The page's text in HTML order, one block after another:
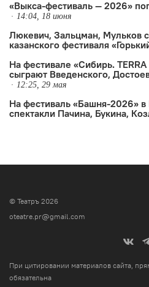
«Выкса-фестиваль — 2026»
14:04, 18 июня
Люкевич, Зальцман, Мульков
казанского фестиваля
На фестивале «Сибирь.
сыграют Введенского,
12:25, 29 мая
На фестиваль «Башня-2026» в
спектакли Пачина, Букина,
© Театръ 2026
oteatre.pr@gmail.com
При цитировании материалов сайта,
обязательна